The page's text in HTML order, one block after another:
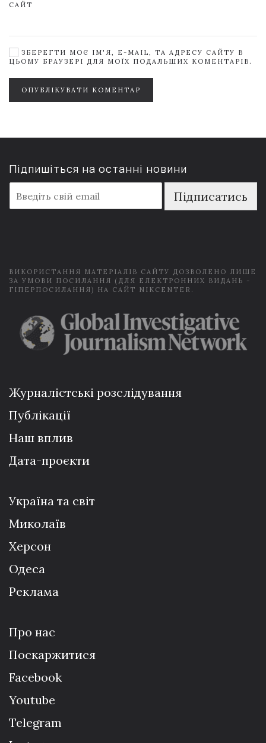
САЙТ
ЗБЕРЕГТИ МОЄ ІМ'Я, E-MAIL, ТА АДРЕСУ САЙТУ В
ЦЬОМУ БРАУЗЕРІ ДЛЯ МОЇХ ПОДАЛЬШИХ КОМЕНТАРІВ.
ОПУБЛІКУВАТИ КОМЕНТАР
Підпишіться на останні новини
m
a
Підписатись
ВИКОРИСТАННЯ МАТЕРІАЛІВ САЙТУ ДОЗВОЛЕНО ЛИШЕ
ЗА УМОВИ ПОСИЛАННЯ (ДЛЯ ЕЛЕКТРОННИХ ВИДАНЬ -
ГІПЕРПОСИЛАННЯ) НА САЙТ NIKCENTER.
Журналістські розслідування
Публікації
Наш вплив
Дата-проєкти
Україна та світ
Миколаїв
Херсон
Одеса
Реклама
Про нас
Поскаржитися
Facebook
Youtube
Telegram